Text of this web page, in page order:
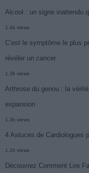
Alcool : un signe inattendu
1.4k views
C’est le symptôme le plus
révéler un cancer
1.3k views
Arthrose du genou : la
expansion
1.3k views
4 Astuces de Cardiologues
1.2k views
Découvrez Comment Lire